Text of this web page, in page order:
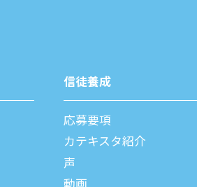
信徒養成
応募要項
カテキスタ紹介
声
動画